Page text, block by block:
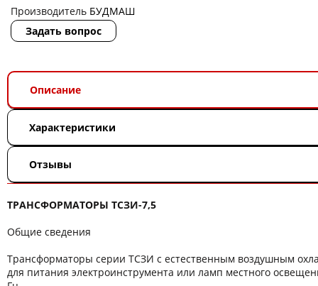
Производитель БУДМАШ
Задать вопрос
Описание
Характеристики
Отзывы
ТРАНСФОРМАТОРЫ ТСЗИ-7,5
Общие сведения
Трансформаторы серии ТСЗИ с естественным воздушным
для питания электроинструмента или ламп местного